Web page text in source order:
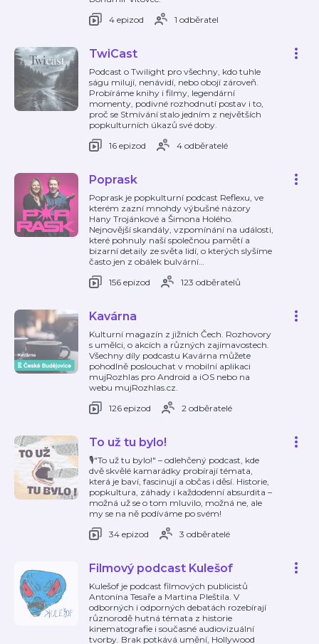
4 epizod
1 odběratel
TwiCast
Podcast o Twilight pro všechny, kdo tuhle
ságu milují, nenávidí, nebo obojí zároveň.
Probíráme knihy i filmy, legendární
momenty, podivné rozhodnutí postav i to,
proč se Stmívání stalo jedním z největších
popkulturních úkazů své doby.
16 epizod
4 odběratelé
Poprask
Poprask je popkulturní podcast Reflexu, ve
kterém zazní mnohdy výbušné názory
Hany Trojánkové a Šimona Holého.
Nejnovější skandály, vzpomínání na události,
které pohnuly naší společnou pamětí a
bizarní detaily ze světa lidí, o kterých slyšíme
často jen z obálek bulvární…
156 epizod
123 odběratelů
Kavárna
Kulturní magazín z jižních Čech. Rozhovory
s umělci, o akcích a různých zajímavostech.
Všechny díly podcastu Kavárna můžete
pohodlně poslouchat v mobilní aplikaci
mujRozhlas pro Android a iOS nebo na
webu mujRozhlas.cz.
126 epizod
2 odběratelé
To už tu bylo!
🎙️"To už tu bylo!" – odlehčený podcast, kde
dvě skvělé kamarádky probírají témata,
která je baví, fascinují a občas i děsí. Historie,
popkultura, záhady i každodenní absurdita –
možná už se o tom mluvilo, možná ne, ale
my se na ně podíváme po svém!
34 epizod
3 odběratelé
Filmový podcast Kulešof
Kulešof je podcast filmových publicistů
Antonína Tesaře a Martina Pleštila. V
odborných i odporných debatách rozebírají
různorodě hutná témata z historie
kinematografie i současné audiovizuální
tvorby. Brak potkává umění, Hollywood